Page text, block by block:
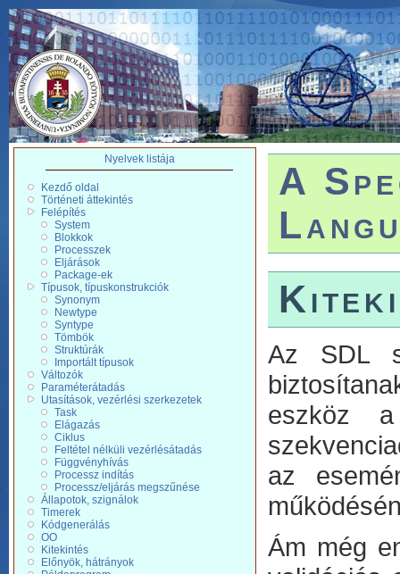
Nyelvek listája
Kezdő oldal
Történeti áttekintés
Felépítés
System
Blokkok
Processzek
Eljárások
Package-ek
Típusok, típuskonstrukciók
Synonym
Newtype
Syntype
Tömbök
Struktúrák
Importált típusok
Változók
Paraméterátadás
Utasítások, vezérlési szerkezetek
Task
Elágazás
Ciklus
Feltétel nélküli vezérlésátadás
Függvényhívás
Processz indítás
Processz/eljárás megszűnése
Állapotok, szignálok
Timerek
Kódgenerálás
OO
Kitekintés
Előnyök, hátrányok
A
Az SDL
eszköz
az
Ám még